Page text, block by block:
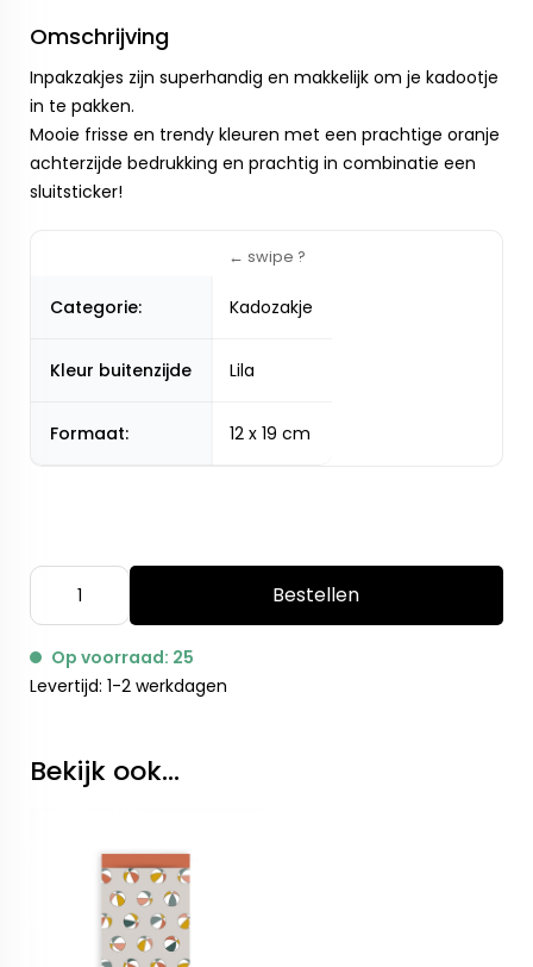
Omschrijving
Inpakzakjes zijn superhandig en makkelijk om je kadootje
in te pakken.
Mooie frisse en trendy kleuren met een prachtige oranje
achterzijde bedrukking en prachtig in combinatie een
sluitsticker!
Categorie: Kadozakje
Kleur buitenzijde Lila
Formaat: 12 x 19 cm
Bestellen
Op voorraad: 25
Levertijd: 1-2 werkdagen
Bekijk ook...